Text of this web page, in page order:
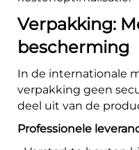
Verpakking:
bescherming
In de internationale
verpakking geen
deel uit van de
Professionele